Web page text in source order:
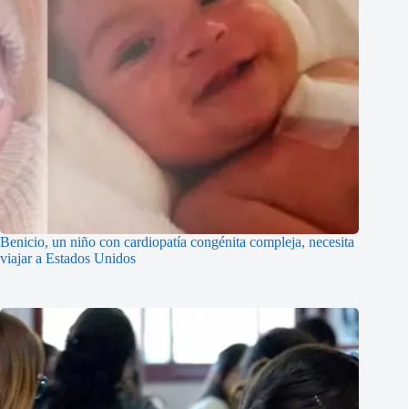
Benicio, un niño con cardiopatía congénita compleja, necesita
viajar a Estados Unidos